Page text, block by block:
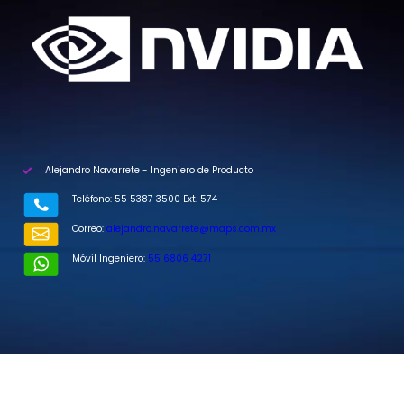
Alejandro Navarrete - Ingeniero de Producto
Teléfono: 55 5387 3500 Ext. 574
Correo: alejandro.navarrete@maps.com.mx
Móvil Ingeniero: 55 6806 4271